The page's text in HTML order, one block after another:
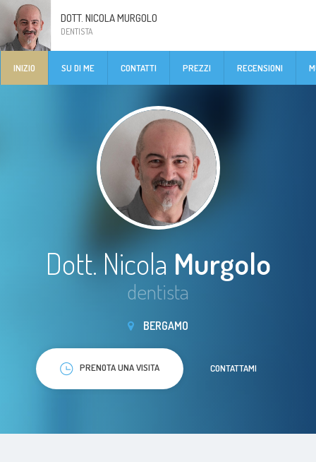
DOTT. NICOLA MURGOLO
DENTISTA
INIZIO SU DI ME CONTATTI PREZZI RECENSIONI
Dott. Nicola Murgolo
dentista
BERGAMO
PRENOTA UNA VISITA CONTATTAMI